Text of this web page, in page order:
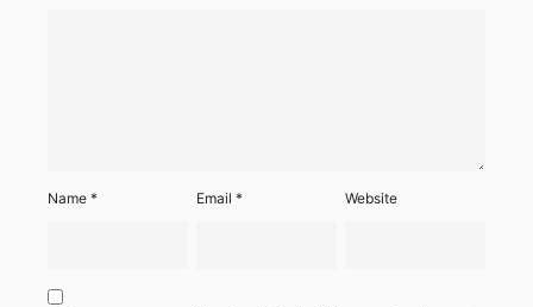
Name * Email* Website